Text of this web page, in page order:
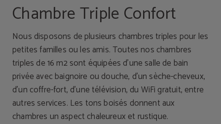
Chambre Triple Confort
Nous disposons de plusieurs chambres triples pour les
petites familles ou les amis. Toutes nos chambres
triples de 16 m2 sont équipées d'une salle de bain
privée avec baignoire ou douche, d'un sèche-cheveux,
d'un coffre-fort, d'une télévision, du WiFi gratuit, entre
autres services. Les tons boisés donnent aux
chambres un aspect chaleureux et rustique.